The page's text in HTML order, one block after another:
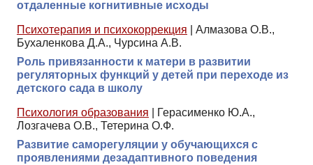
отдаленные когнитивные исходы
Психотерапия и психокоррекция
Алмазова О.В.,
Бухаленкова Д.А., Чурсина А.В.
Роль привязанности к матери в развитии
регуляторных функций у детей при переходе из
детского сада в школу
Психология образования
Герасименко Ю.А.,
Лозгачева О.В., Тетерина О.Ф.
Развитие саморегуляции у обучающихся с
проявлениями дезадаптивного поведения